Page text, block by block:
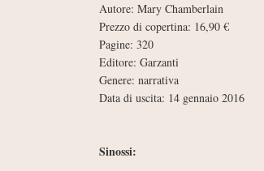
Autore: Mary Chamberlain
Prezzo di copertina: 16,90 €
Pagine: 320
Editore: Garzanti
Genere: narrativa
Data di uscita: 14 gennaio 2016
Sinossi: